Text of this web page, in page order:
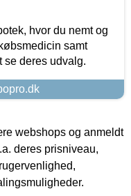
hvor du nemt og
samt
se deres udvalg.
webshops og anmeldt
deres prisniveau,